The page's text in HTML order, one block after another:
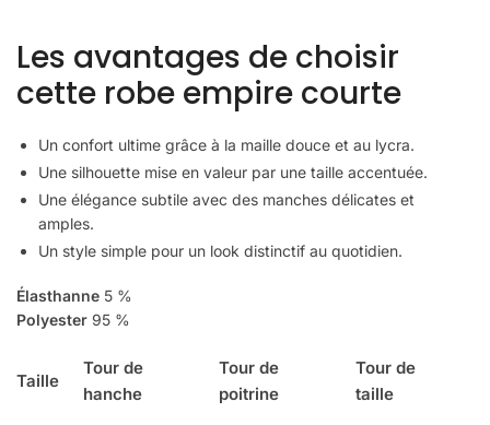
Les avantages de choisir
cette robe empire courte
Un confort ultime grâce à la maille douce et au lycra.
Une silhouette mise en valeur par une taille accentuée.
Une élégance subtile avec des manches délicates et
amples.
Un style simple pour un look distinctif au quotidien.
Élasthanne 5 %
Polyester 95 %
Taille
Tour de
hanche
Tour de
poitrine
Tour de
taille